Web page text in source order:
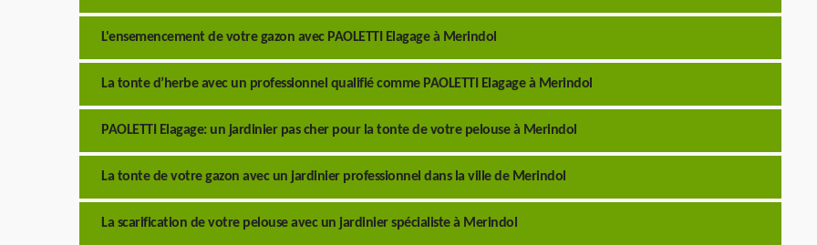
L'ensemencement de votre gazon avec PAOLETTI Elagage à Merindol
La tonte d’herbe avec un professionnel qualifié comme PAOLETTI Elagage à Merindol
PAOLETTI Elagage: un jardinier pas cher pour la tonte de votre pelouse à Merindol
La tonte de votre gazon avec un jardinier professionnel dans la ville de Merindol
La scarification de votre pelouse avec un jardinier spécialiste à Merindol